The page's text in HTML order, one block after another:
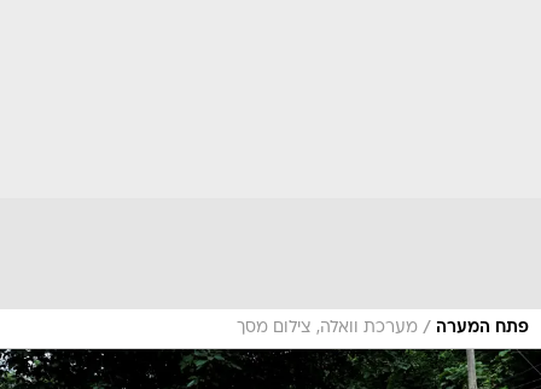
פתח המערה / מערכת וואלה, צילום מסך